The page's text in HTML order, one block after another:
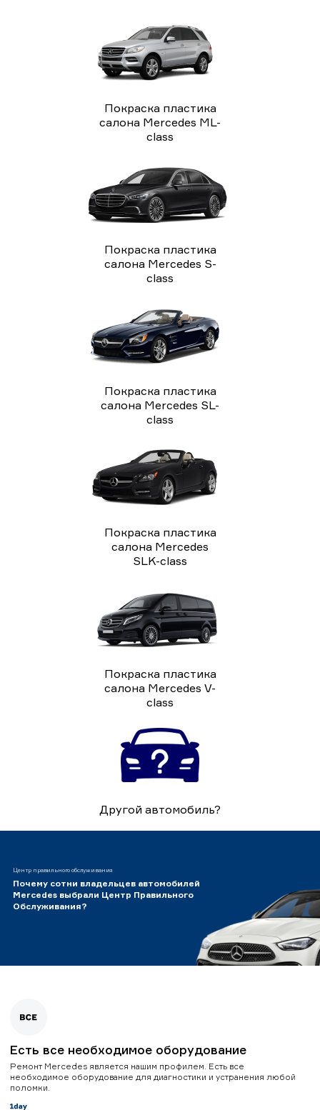
Покраска пластика
салона Mercedes ML-
class
Покраска пластика
салона Mercedes S-
class
Покраска пластика
салона Mercedes SL-
class
Покраска пластика
салона Mercedes
SLK-class
Покраска пластика
салона Mercedes V-
class
Другой автомобиль?
Центр правильного обслуживания
Почему сотни владельцев автомобилей
Mercedes выбрали Центр Правильного
Обслуживания?
Есть все необходимое оборудование
Ремонт Mercedes является нашим профилем. Есть все
необходимое оборудование для диагностики и устранения любой
поломки.